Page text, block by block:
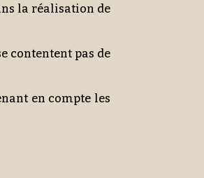
la réalisation de
contentent pas de
en compte les